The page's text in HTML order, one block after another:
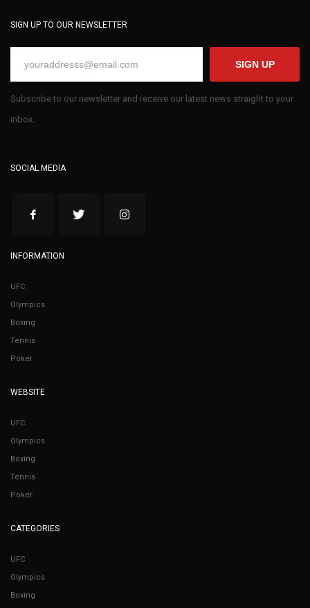
SIGN UP TO OUR NEWSLETTER
SIGN UP
Subscribe to our newsletter and receive our latest news straight to your
inbox.
SOCIAL MEDIA
INFORMATION
UFC
Olympics
Boxing
Tennis
Poker
WEBSITE
UFC
Olympics
Boxing
Tennis
Poker
CATEGORIES
UFC
Olympics
Boxing